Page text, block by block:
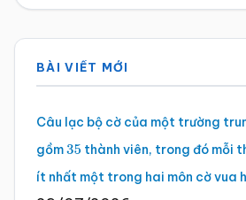
Sidebar
chính
BÀI VIẾT MỚI
Câu lạc bộ cờ của một trường
gồm35 thành viên, trong đó mỗi
ít nhất một trong hai môn cờ vua